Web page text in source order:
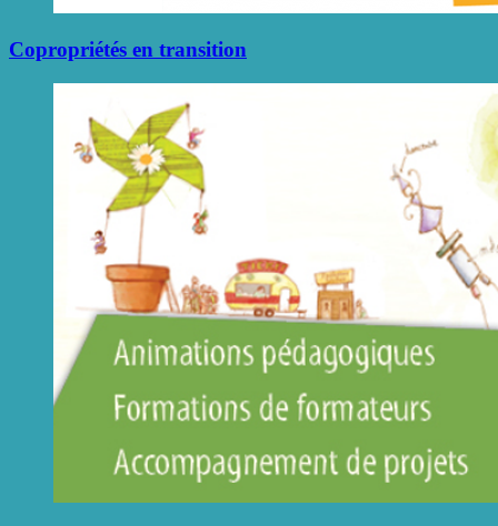
Copropriétés en transition